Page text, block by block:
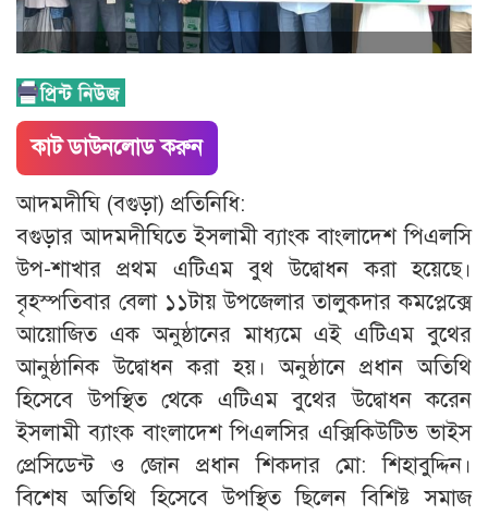
কাট ডাউনলোড করুন
আদমদীঘি (বগুড়া) প্রতিনিধি:
বগুড়ার আদমদীঘিতে ইসলামী ব্যাংক বাংলাদেশ পিএলসি
উপ-শাখার প্রথম এটিএম বুথ উদ্বোধন করা হয়েছে।
বৃহস্পতিবার বেলা ১১টায় উপজেলার তালুকদার কমপ্লেক্সে
আয়োজিত এক অনুষ্ঠানের মাধ্যমে এই এটিএম বুথের
আনুষ্ঠানিক উদ্বোধন করা হয়। অনুষ্ঠানে প্রধান অতিথি
হিসেবে উপস্থিত থেকে এটিএম বুথের উদ্বোধন করেন
ইসলামী ব্যাংক বাংলাদেশ পিএলসির এক্সিকিউটিভ ভাইস
প্রেসিডেন্ট ও জোন প্রধান শিকদার মো: শিহাবুদ্দিন।
বিশেষ অতিথি হিসেবে উপস্থিত ছিলেন বিশিষ্ট সমাজ